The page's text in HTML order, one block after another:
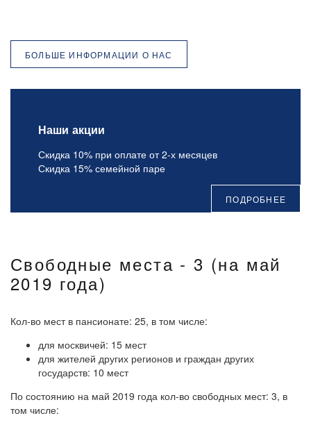
БОЛЬШЕ ИНФОРМАЦИИ О НАС
Наши акции
Скидка 10% при оплате от 2-х месяцев
Скидка 15% семейной паре
ПОДРОБНЕЕ
Свободные места - 3 (на май
2019 года)
Кол-во мест в пансионате: 25, в том числе:
для москвичей: 15 мест
для жителей других регионов и граждан других
государств: 10 мест
По состоянию на май 2019 года кол-во свободных мест: 3, в
том числе: